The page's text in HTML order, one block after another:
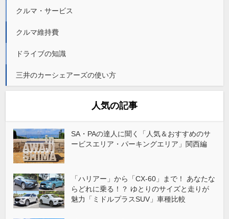
クルマ・サービス
クルマ維持費
ドライブの知識
三井のカーシェアーズの使い方
人気の記事
SA・PAの達人に聞く「人気＆おすすめのサ
ービスエリア・パーキングエリア」関西編
「ハリアー」から「CX-60」まで！ あなたな
らどれに乗る！？ ゆとりのサイズと走りが
魅力「ミドルプラスSUV」車種比較